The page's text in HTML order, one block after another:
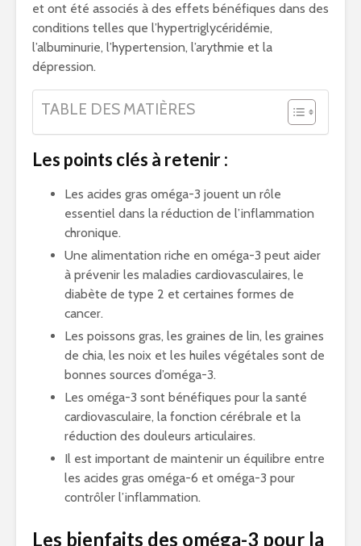
et ont été associés à des effets bénéfiques dans des
conditions telles que l’hypertriglycéridémie,
l’albuminurie, l’hypertension, l’arythmie et la
dépression.
TABLE DES MATIÈRES
Les points clés à retenir :
Les acides gras oméga-3 jouent un rôle
essentiel dans la réduction de l’inflammation
chronique.
Une alimentation riche en oméga-3 peut aider
à prévenir les maladies cardiovasculaires, le
diabète de type 2 et certaines formes de
cancer.
Les poissons gras, les graines de lin, les graines
de chia, les noix et les huiles végétales sont de
bonnes sources d’oméga-3.
Les oméga-3 sont bénéfiques pour la santé
cardiovasculaire, la fonction cérébrale et la
réduction des douleurs articulaires.
Il est important de maintenir un équilibre entre
les acides gras oméga-6 et oméga-3 pour
contrôler l’inflammation.
Les bienfaits des oméga-3 pour la